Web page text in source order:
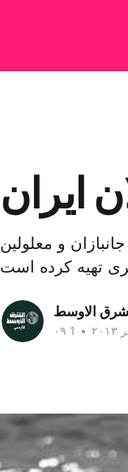
ایران
و معلولین
الاوسط
•